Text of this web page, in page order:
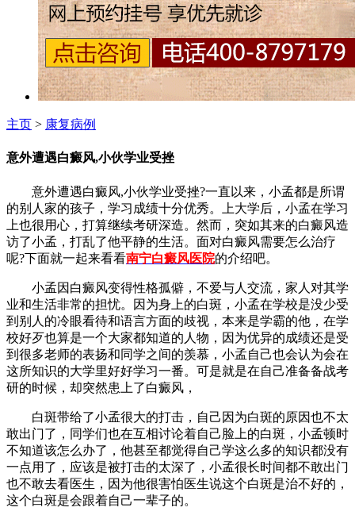
主页 > 康复病例
意外遭遇白癜风,小伙学业受挫
意外遭遇白癜风,小伙学业受挫?一直以来，小孟都是所谓
的别人家的孩子，学习成绩十分优秀。上大学后，小孟在学习
上也很用心，打算继续考研深造。然而，突如其来的白癜风造
访了小孟，打乱了他平静的生活。面对白癜风需要怎么治疗
呢?下面就一起来看看南宁白癜风医院的介绍吧。
小孟因白癜风变得性格孤僻，不爱与人交流，家人对其学
业和生活非常的担忧。因为身上的白斑，小孟在学校是没少受
到别人的冷眼看待和语言方面的歧视，本来是学霸的他，在学
校好歹也算是一个大家都知道的人物，因为优异的成绩还是受
到很多老师的表扬和同学之间的羡慕，小孟自己也会认为会在
这所知识的大学里好好学习一番。可是就是在自己准备备战考
研的时候，却突然患上了白癜风，
白斑带给了小孟很大的打击，自己因为白斑的原因也不太
敢出门了，同学们也在互相讨论着自己脸上的白斑，小孟顿时
不知道该怎么办了，他甚至都觉得自己学这么多的知识都没有
一点用了，应该是被打击的太深了，小孟很长时间都不敢出门
也不敢去看医生，因为他很害怕医生说这个白斑是治不好的，
这个白斑是会跟着自己一辈子的。